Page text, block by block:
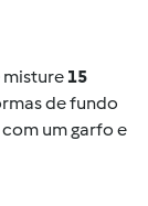
misture 15
de fundo
um garfo e